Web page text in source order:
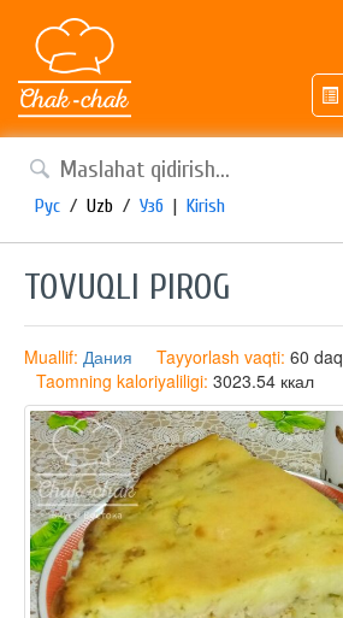
Рус / Uzb / Узб | Kirish
TOVUQLI PIROG
Muallif: Дания Tayyorlash vaqti: 60 daq
Taomning kaloriyaliligi: 3023.54 ккал